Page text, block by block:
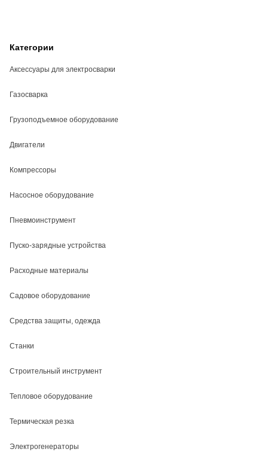
Категории
Аксессуары для электросварки
Газосварка
Грузоподъемное оборудование
Двигатели
Компрессоры
Насосное оборудование
Пневмоинструмент
Пуско-зарядные устройства
Расходные материалы
Садовое оборудование
Средства защиты, одежда
Станки
Строительный инструмент
Тепловое оборудование
Термическая резка
Электрогенераторы